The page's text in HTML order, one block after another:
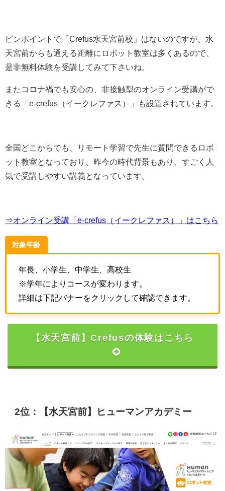
ピンポイントで「Crefus水天宮前校」はないのですが、水
天宮前からも通える距離にロボット教室は多くあるので、
是非無料体験を受講してみて下さいね。
またコロナ禍でも安心の、非接触型のオンライン受講がで
きる
「 e-crefus（イークレファス） 」も設置されています。
全国どこからでも、リモート学習で先生に質問できるロボ
ット教室となっており、昨今の時代背景もあり、すごく人
気で受講しやすい講義となっています。
⇒オンライン受講「e-crefus（イークレファス）」はこちら
対象年齢
年長、小学生、中学生、高校生
※学年によりコースが変わります。
詳細は下記バナーをクリックして確認できます。
【水天宮前】Crefusの体験はこちら
2位：【水天宮前】ヒューマンアカデミー